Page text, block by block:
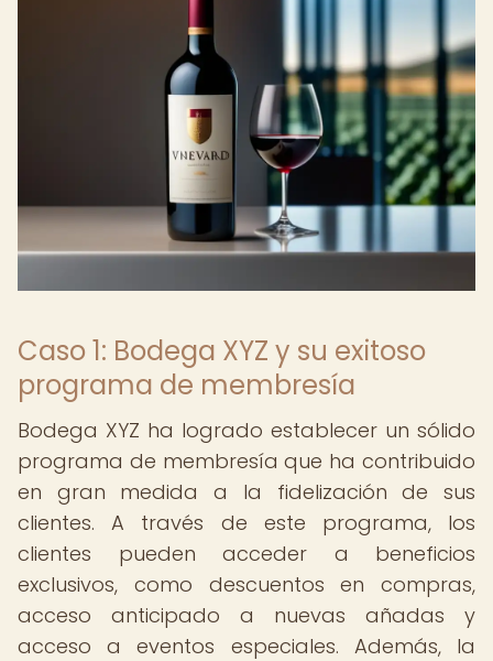
Caso 1: Bodega XYZ y su exitoso
programa de membresía
Bodega XYZ ha logrado establecer un sólido
programa de membresía que ha contribuido
en gran medida a la fidelización de sus
clientes. A través de este programa, los
clientes pueden acceder a beneficios
exclusivos, como descuentos en compras,
acceso anticipado a nuevas añadas y
acceso a eventos especiales. Además, la